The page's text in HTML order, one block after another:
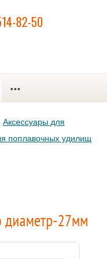
82-50
Аксессуары для
поплавочных удилищ
диаметр-27мм